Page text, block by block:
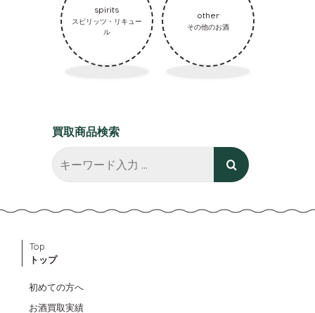
spirits
スピリッツ・リキュー
ル
other
その他のお酒
買取商品検索
Top
トップ
初めての方へ
お酒買取実績